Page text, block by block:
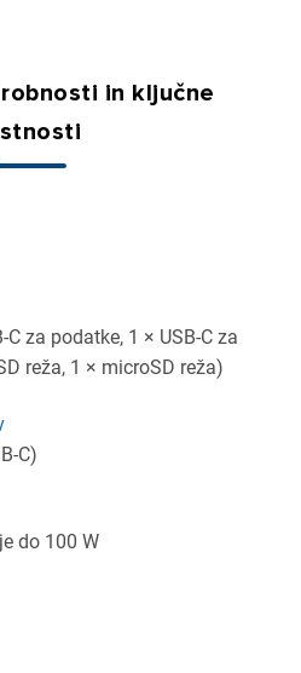
in ključne
C za podatke, 1 × USB-C za
reža, 1 × microSD reža)
C)
do 100 W
morate biti prijavljeni.